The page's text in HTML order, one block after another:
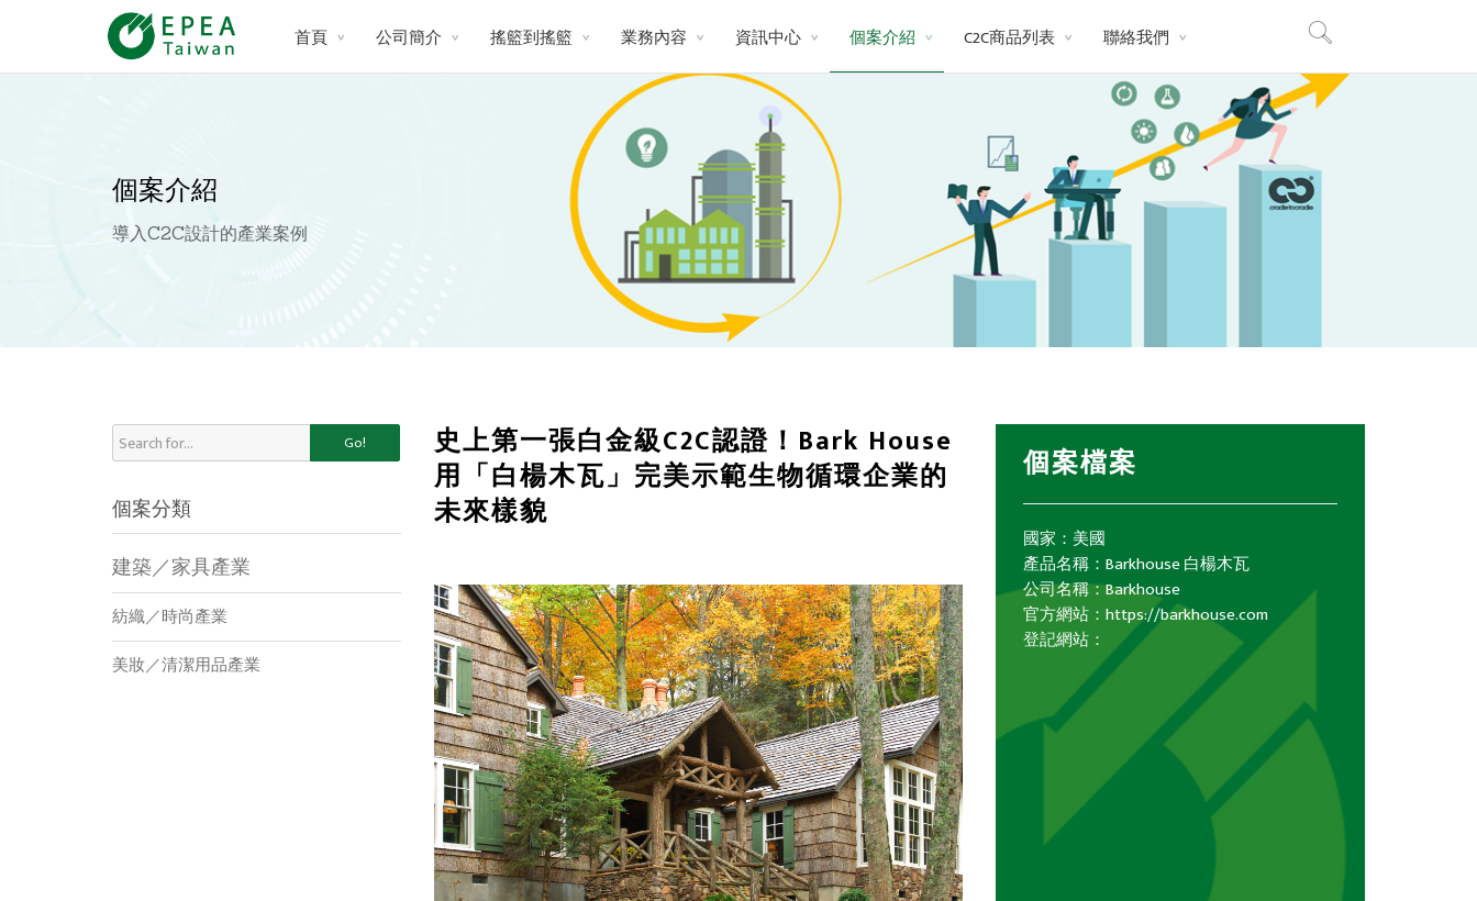
首頁 公司簡介 搖籃到搖籃 業務內容 資訊中心 個案介紹 C2C商品列表 聯絡我們
個案介紹
導入C2C設計的產業案例
Go!
個案分類
建築／家具產業
紡織／時尚產業
美妝／清潔用品產業
史上第一張白金級C2C認證！Bark House
用「白楊木瓦」完美示範生物循環企業的
未來樣貌
個案檔案
國家：美國
產品名稱：Barkhouse 白楊木瓦
公司名稱：Barkhouse
官方網站：https://barkhouse.com
登記網站：